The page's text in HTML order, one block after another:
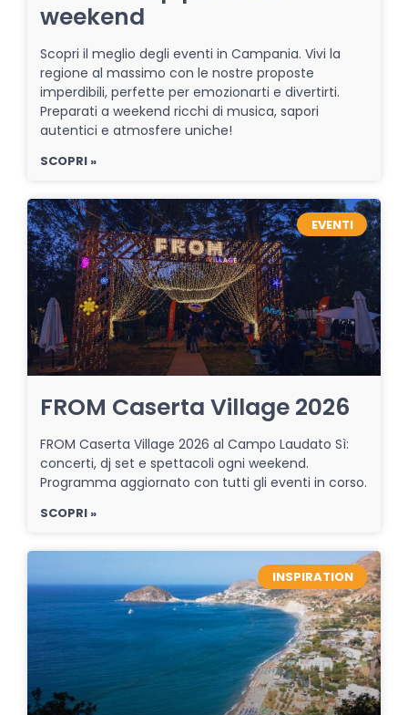
weekend
Scopri il meglio degli eventi in Campania. Vivi la
regione al massimo con le nostre proposte
imperdibili, perfette per emozionarti e divertirti.
Preparati a weekend ricchi di musica, sapori
autentici e atmosfere uniche!
SCOPRI »
EVENTI
FROM Caserta Village 2026
FROM Caserta Village 2026 al Campo Laudato Sì:
concerti, dj set e spettacoli ogni weekend.
Programma aggiornato con tutti gli eventi in corso.
SCOPRI »
INSPIRATION